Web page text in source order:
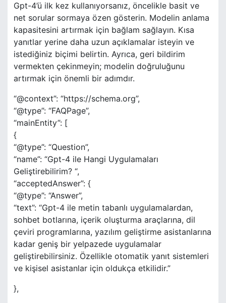
Gpt-4’ü ilk kez kullanıyorsanız, öncelikle basit ve
net sorular sormaya özen gösterin. Modelin anlama
kapasitesini artırmak için bağlam sağlayın. Kısa
yanıtlar yerine daha uzun açıklamalar isteyin ve
istediğiniz biçimi belirtin. Ayrıca, geri bildirim
vermekten çekinmeyin; modelin doğruluğunu
artırmak için önemli bir adımdır.
“@context”: “https://schema.org”,
“@type”: “FAQPage”,
“mainEntity”: [
{
“@type”: “Question”,
“name”: “Gpt-4 ile Hangi Uygulamaları
Geliştirebilirim? “,
“acceptedAnswer”: {
“@type”: “Answer”,
“text”: “Gpt-4 ile metin tabanlı uygulamalardan,
sohbet botlarına, içerik oluşturma araçlarına, dil
çeviri programlarına, yazılım geliştirme asistanlarına
kadar geniş bir yelpazede uygulamalar
geliştirebilirsiniz. Özellikle otomatik yanıt sistemleri
ve kişisel asistanlar için oldukça etkilidir.”
},